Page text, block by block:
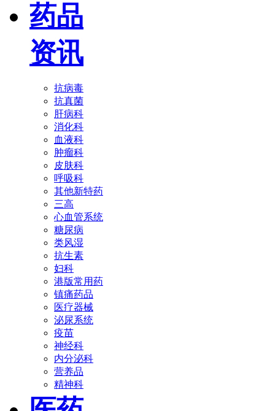
药品
资讯
抗病毒
抗真菌
肝病科
消化科
血液科
肿瘤科
皮肤科
呼吸科
其他新特药
三高
心血管系统
糖尿病
类风湿
抗生素
妇科
港版常用药
镇痛药品
医疗器械
泌尿系统
疫苗
神经科
内分泌科
营养品
精神科